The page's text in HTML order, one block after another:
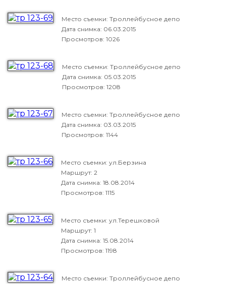
Место съемки: Троллейбусное депо
Дата снимка: 06.03.2015
Просмотров: 1026
Место съемки: Троллейбусное депо
Дата снимка: 05.03.2015
Просмотров: 1208
Место съемки: Троллейбусное депо
Дата снимка: 03.03.2015
Просмотров: 1144
Место съемки: ул.Берзина
Маршрут: 2
Дата снимка: 18.08.2014
Просмотров: 1115
Место съемки: ул.Терешковой
Маршрут: 1
Дата снимка: 15.08.2014
Просмотров: 1198
Место съемки: Троллейбусное депо